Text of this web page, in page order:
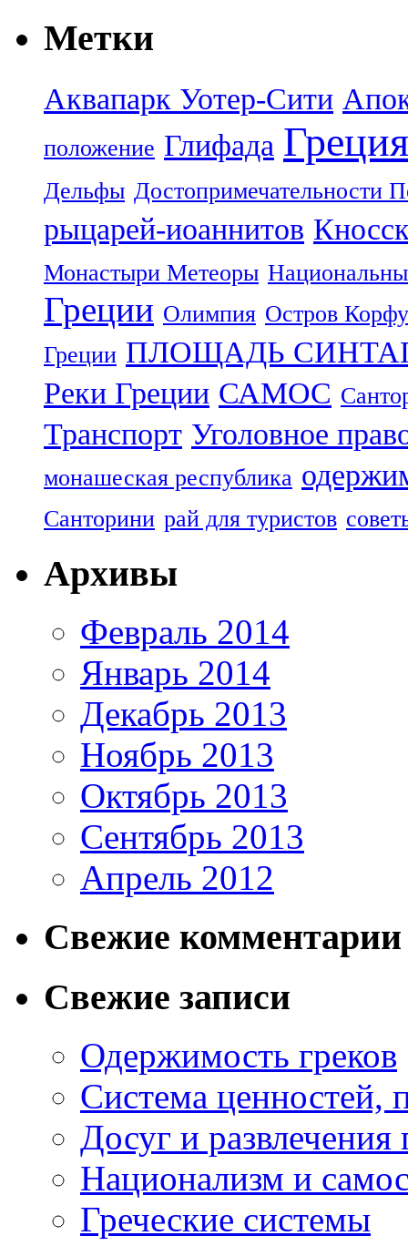
Метки
Аквапарк Уотер-Сити
положение Глифада Греция
Дельфы Достопримечательности
рыцарей-иоаннитов
Монастыри Метеоры
Греции Олимпия Остров Корфу
Греции ПЛОЩАДЬ
Реки Греции САМОС
Транспорт Уголовное
монашеская республика
Санторини рай для туристов
Архивы
Февраль 2014
Январь 2014
Декабрь 2013
Ноябрь 2013
Октябрь 2013
Сентябрь 2013
Апрель 2012
Свежие комментарии
Свежие записи
Одержимость греков
Система ценностей,
Досуг и развлечения
Национализм и
Греческие системы